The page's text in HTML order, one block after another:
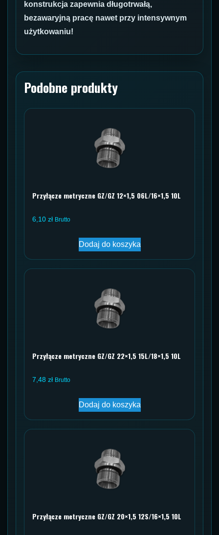
konstrukcja zapewnia długotrwałą,
bezawaryjną pracę nawet przy intensywnym
użytkowaniu!
Podobne produkty
Przyłącze metryczne GZ/GZ 12×1,5 06L/16×1,5 10L
6,10 zł Brutto
Dodaj do koszyka
Przyłącze metryczne GZ/GZ 22×1,5 15L/18×1,5 10L
7,48 zł Brutto
Dodaj do koszyka
Przyłącze metryczne GZ/GZ 20×1,5 12S/16×1,5 10L